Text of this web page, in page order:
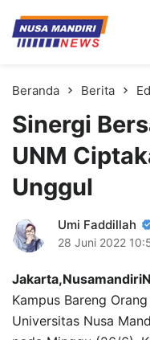
Kampus
Universitas Nusa Mandiri
Beranda Berita
Sinergi
UNM
Unggul
Umi Faddillah
28 Juni 2022
Kampus Bareng
Universitas Nusa